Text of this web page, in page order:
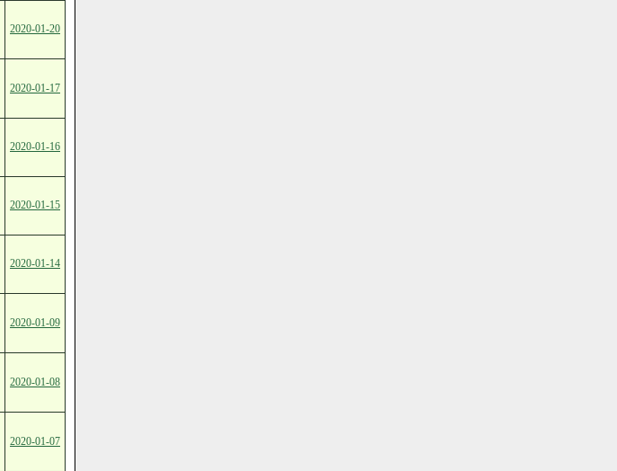
2020-01-20
2020-01-17
2020-01-16
2020-01-15
2020-01-14
2020-01-09
2020-01-08
2020-01-07